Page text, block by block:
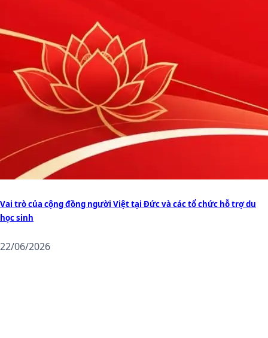
Vai trò của cộng đồng người Việt tại Đức và các tổ chức hỗ trợ du
học sinh
22/06/2026